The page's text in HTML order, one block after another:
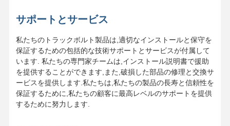
サポートとサービス
私たちのトラックボルト製品は,適切なインストールと保守を
保証するための包括的な技術サポートとサービスが付属して
います. 私たちの専門家チームは,インストール説明書で援助
を提供することができます,また,破損した部品の修理と交換サ
ービスを提供します.私たちは,私たちの製品の長寿と信頼性を
保証するために,私たちの顧客に最高レベルのサポートを提供
するために努力します.